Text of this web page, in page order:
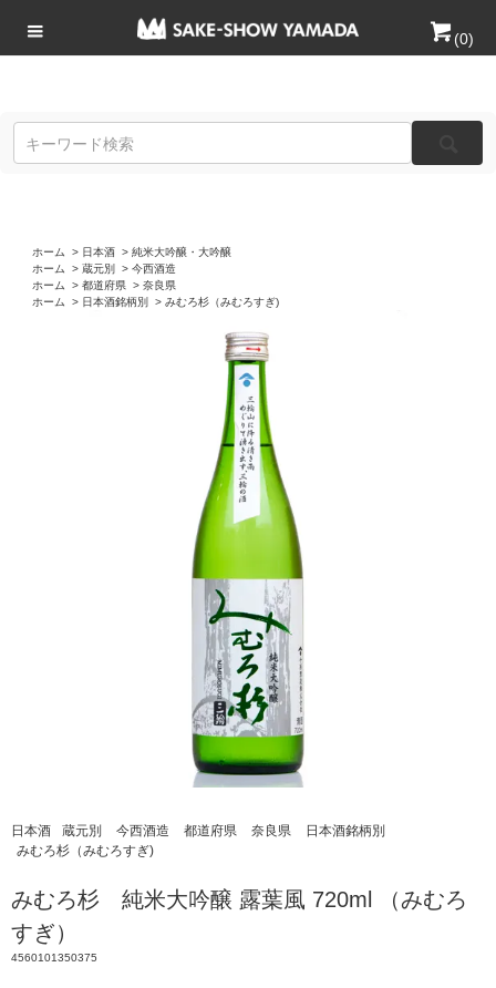
(0)
ホーム > 日本酒 > 純米大吟醸・大吟醸
ホーム
> 蔵元別 > 今西酒造
ホーム
> 都道府県 > 奈良県
ホーム
> 日本酒銘柄別 > みむろ杉（みむろすぎ)
日本酒 蔵元別 今西酒造 都道府県 奈良県
日本酒銘柄別
みむろ杉（みむろすぎ)
みむろ杉 純米大吟醸 露葉風 720ml （みむろ
すぎ）
4560101350375